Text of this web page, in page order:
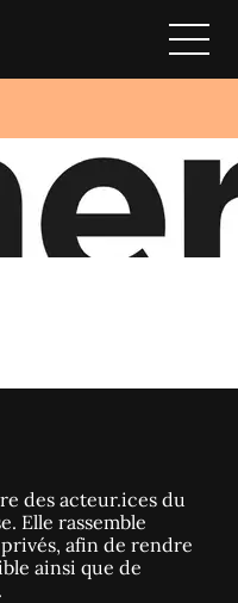
des acteur.ices du
Elle rassemble
afin de rendre
ainsi que de